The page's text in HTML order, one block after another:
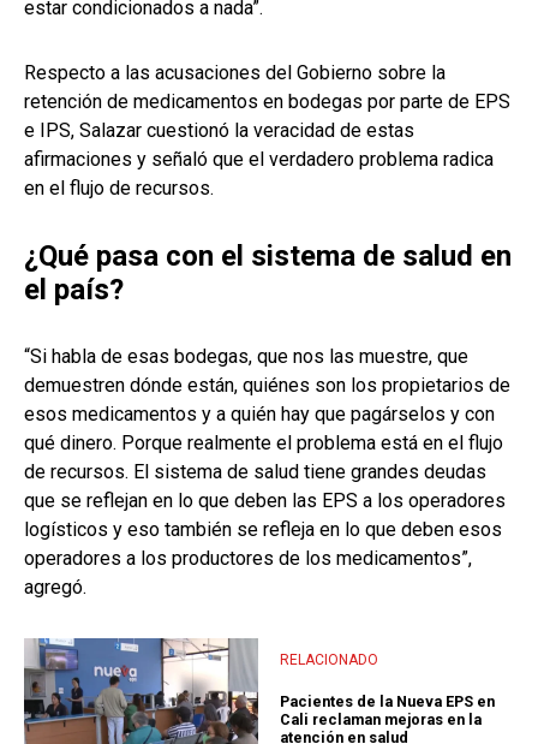
estar condicionados a nada”.
Respecto a las acusaciones del Gobierno sobre la
retención de medicamentos en bodegas por parte de EPS
e IPS, Salazar cuestionó la veracidad de estas
afirmaciones y señaló que el verdadero problema radica
en el flujo de recursos.
¿Qué pasa con el sistema de salud en
el país?
“Si habla de esas bodegas, que nos las muestre, que
demuestren dónde están, quiénes son los propietarios de
esos medicamentos y a quién hay que pagárselos y con
qué dinero. Porque realmente el problema está en el flujo
de recursos. El sistema de salud tiene grandes deudas
que se reflejan en lo que deben las EPS a los operadores
logísticos y eso también se refleja en lo que deben esos
operadores a los productores de los medicamentos”,
agregó.
RELACIONADO
Pacientes de la Nueva EPS en
Cali reclaman mejoras en la
atención en salud